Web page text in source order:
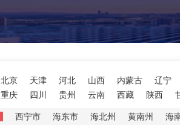
北京 天津 河北 山西 内蒙古
辽宁
重庆 四川 贵州 云南 西藏 陕西
西宁市 海东市 海北州 黄南州 海